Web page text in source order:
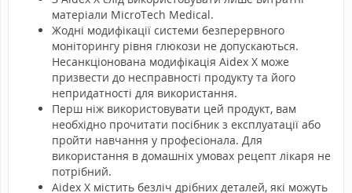
матеріали MicroTech Medical.
Жодні модифікації системи безперервного
моніторингу рівня глюкози не допускаються.
Несанкціонована модифікація Aidex X може
призвести до несправності продукту та його
непридатності для використання.
Перш ніж використовувати цей продукт, вам
необхідно прочитати посібник з експлуатації або
пройти навчання у професіонала. Для
використання в домашніх умовах рецепт лікаря не
потрібний.
Aidex X містить безліч дрібних деталей, які можуть